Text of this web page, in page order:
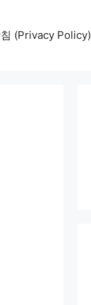
(Privacy Policy)